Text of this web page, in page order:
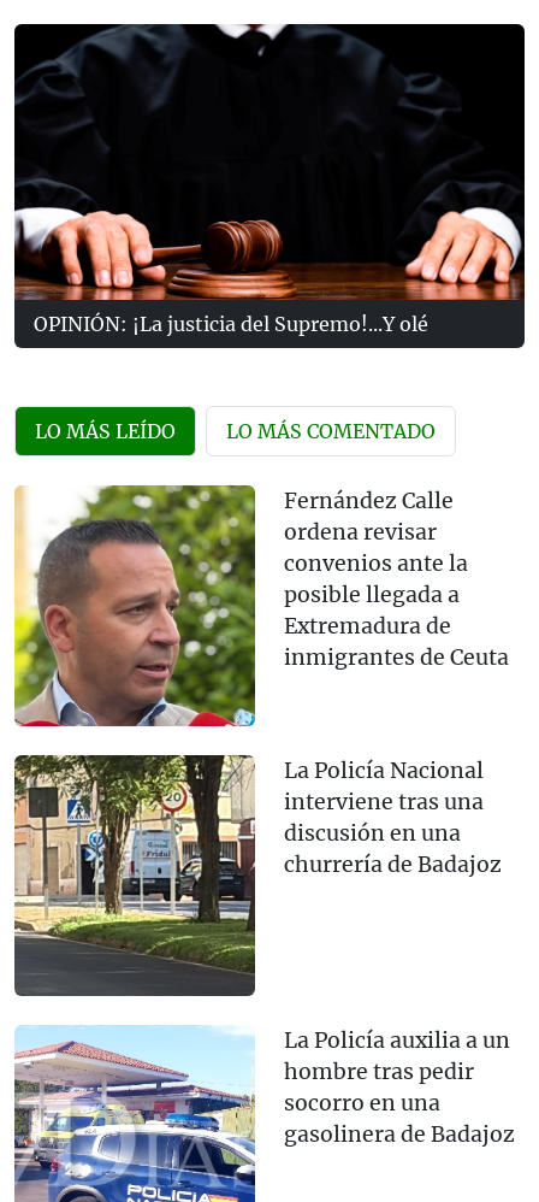
OPINIÓN: ¡La justicia del Supremo!...Y olé
LO MÁS LEÍDO LO MÁS COMENTADO
Fernández Calle
ordena revisar
convenios ante la
posible llegada a
Extremadura de
inmigrantes de Ceuta
La Policía Nacional
interviene tras una
discusión en una
churrería de Badajoz
La Policía auxilia a un
hombre tras pedir
socorro en una
gasolinera de Badajoz